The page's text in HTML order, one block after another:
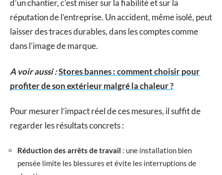
d’un chantier, c’est miser sur la fiabilité et sur la
réputation de l’entreprise. Un accident, même isolé, peut
laisser des traces durables, dans les comptes comme
dans l’image de marque.
A voir aussi :Stores bannes : comment choisir pour
profiter de son extérieur malgré la chaleur ?
Pour mesurer l’impact réel de ces mesures, il suffit de
regarder les résultats concrets :
Réduction des arrêts de travail : une installation bien
pensée limite les blessures et évite les interruptions de